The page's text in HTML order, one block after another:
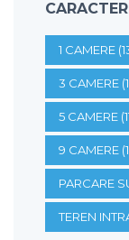
1 CAMERE
3 CAMERE
5 CAMERE
9 CAMERE
PARCARE
TEREN